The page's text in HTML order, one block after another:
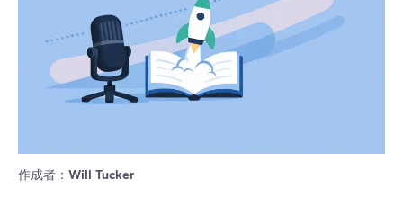
作成者： Will Tucker